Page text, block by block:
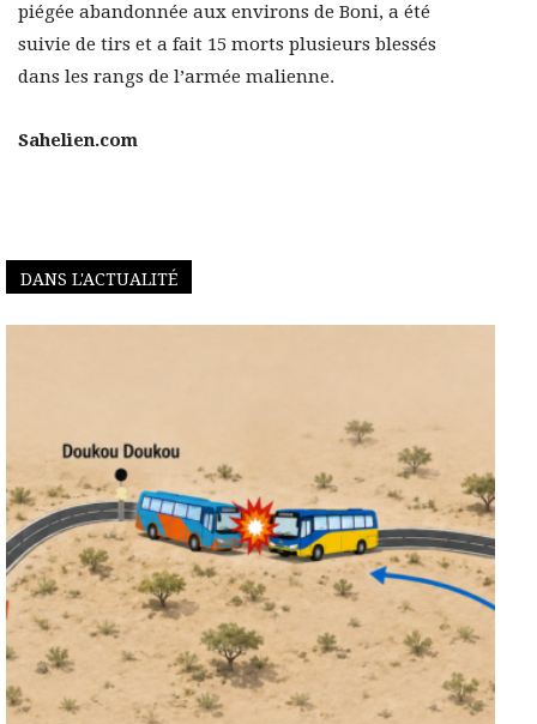
piégée abandonnée aux environs de Boni, a été
suivie de tirs et a fait 15 morts plusieurs blessés
dans les rangs de l’armée malienne.
Sahelien.com
DANS L'ACTUALITÉ